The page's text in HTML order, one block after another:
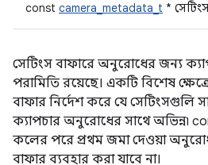
const camera_metadata_t *
সেটিংস বাফারে অনুরোধের জন্য
পরামিতি রয়েছে। একটি বিশেষ
বাফার নির্দেশ করে যে সেটিংসগুলি
ক্যাপচার অনুরোধের সাথে অভিন্ন৷
কলের পরে প্রথম জমা দেওয়া
বাফার ব্যবহার করা যাবে না।